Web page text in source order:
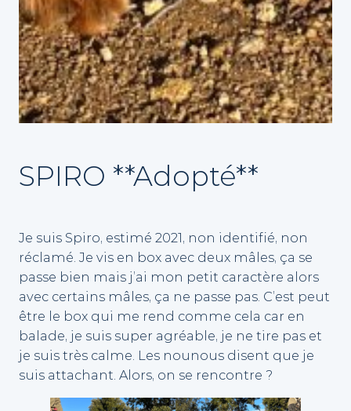
SPIRO **Adopté**
Je suis Spiro, estimé 2021, non identifié, non
réclamé. Je vis en box avec deux mâles, ça se
passe bien mais j’ai mon petit caractère alors
avec certains mâles, ça ne passe pas. C’est peut
être le box qui me rend comme cela car en
balade, je suis super agréable, je ne tire pas et
je suis très calme. Les nounous disent que je
suis attachant. Alors, on se rencontre ?